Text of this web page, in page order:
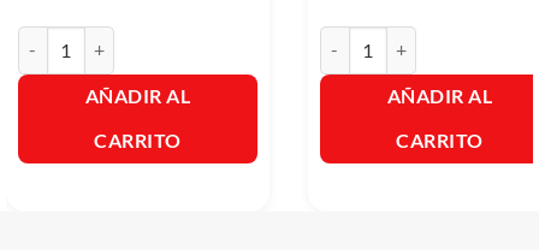
AÑADIR AL
CARRITO
AÑADIR AL
CARRITO